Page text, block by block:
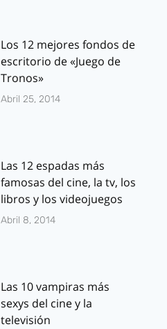
Los 12 mejores fondos de
escritorio de «Juego de
Tronos»
Abril 25, 2014
Las 12 espadas más
famosas del cine, la tv, los
libros y los videojuegos
Abril 8, 2014
Las 10 vampiras más
sexys del cine y la
televisión